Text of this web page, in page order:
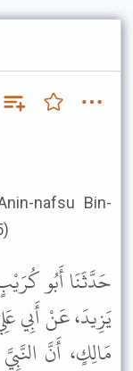
حَدَّثَنَا أَبُو
يَزِيدَ، عَنْ أَبِي
مَالِكٍ، أَنَّ